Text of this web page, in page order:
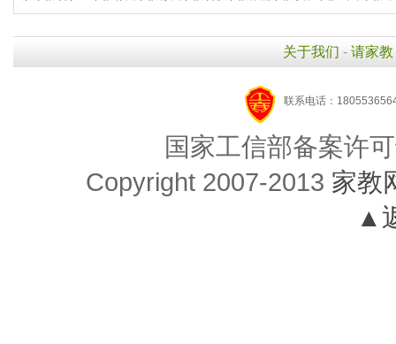
关于我们 - 请家教
联系电话：
国家工信部备案许
Copyright 2007-2013 家教
▲